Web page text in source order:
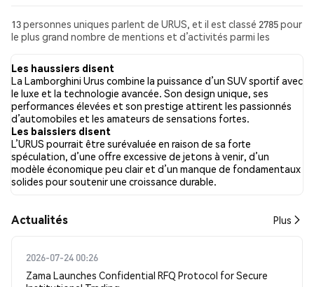
13 personnes uniques parlent de URUS, et il est classé 2785 pour
le plus grand nombre de mentions et d’activités parmi les
sentiment envers URUS sur l’ensemble des réseaux sociaux a
été Baissier. Enfin, 0 articles de presse ont été publiés à propos
de URUS. Sur Twitter, 0.00% des tweets affichaient un
sentiment haussier, contre 100.00% des tweets avec un
sentiment baissier à propos de URUS. 0.00% des tweets étaient
neutres à propos de URUS. Ces sentiments sont basés sur 14
tweets.
Les haussiers disent
La Lamborghini Urus combine la puissance d’un SUV sportif avec
le luxe et la technologie avancée. Son design unique, ses
performances élevées et son prestige attirent les passionnés
d’automobiles et les amateurs de sensations fortes.
Les baissiers disent
L’URUS pourrait être surévaluée en raison de sa forte
spéculation, d’une offre excessive de jetons à venir, d’un
modèle économique peu clair et d’un manque de fondamentaux
solides pour soutenir une croissance durable.
​​Actualités​​ Plus
2026-07-24 00:26
Zama Launches Confidential RFQ Protocol for Secure